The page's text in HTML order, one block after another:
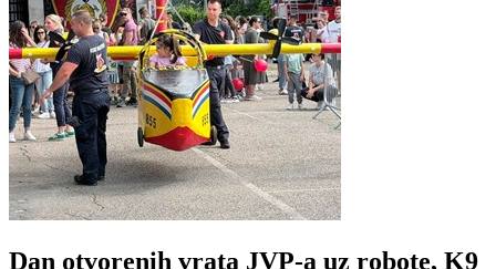
Dan otvorenih vrata JVP-a uz robote, K9